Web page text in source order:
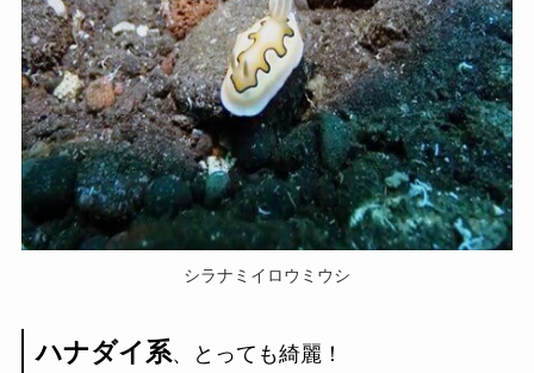
シラナミイロウミウシ
ハナダイ系、とっても綺麗！